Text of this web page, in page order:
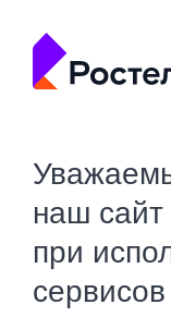
наш сайт
при
сервисов